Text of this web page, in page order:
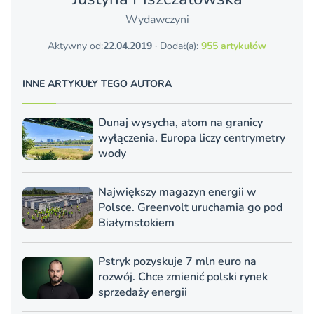
Wydawczyni
Aktywny od:22.04.2019 · Dodał(a): 955 artykułów
INNE ARTYKUŁY TEGO AUTORA
Dunaj wysycha, atom na granicy
wyłączenia. Europa liczy centrymetry
wody
Największy magazyn energii w
Polsce. Greenvolt uruchamia go pod
Białymstokiem
Pstryk pozyskuje 7 mln euro na
rozwój. Chce zmienić polski rynek
sprzedaży energii